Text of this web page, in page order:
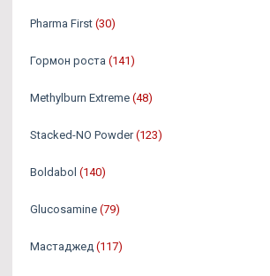
Pharma First (30)
Гормон роста (141)
Methylburn Extreme (48)
Stacked-NO Powder (123)
Boldabol (140)
Glucosamine (79)
Мастаджед (117)